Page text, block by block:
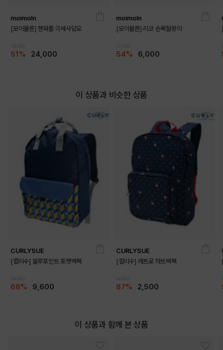
moimoln
[모이몰른] 첸와플 극세사담요
51% 24,000
moimoln
[모이몰른] 리코 손목딸랑이
54% 6,000
이 상품과 비슷한 상품
CURLYSUE
[컬리수] 블루포인트 포켓백팩
68% 9,600
CURLYSUE
[컬리수] 레트로 하트백팩
87% 2,500
이 상품과 함께 본 상품